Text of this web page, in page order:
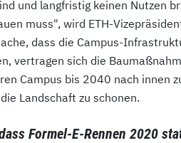
und langfristig keinen Nutzen
muss", wird ETH-
dass die Campus-
vertragen sich die
Campus bis 2040 nach innen
Landschaft zu schonen.
Formel-E-Rennen 2020